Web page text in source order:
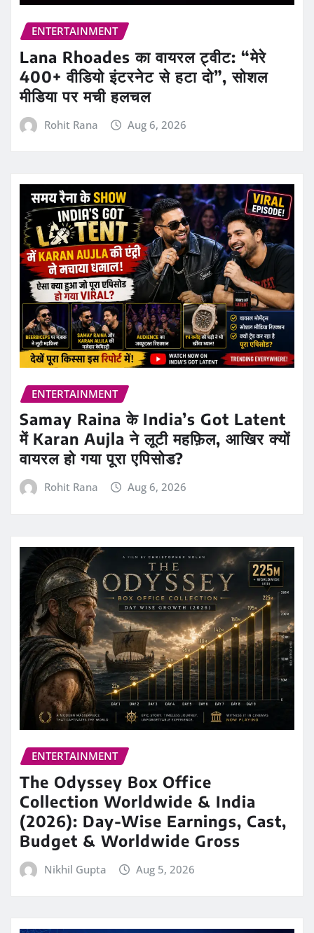
ENTERTAINMENT
Lana Rhoades का वायरल ट्वीट: “मेरे
400+ वीडियो इंटरनेट से हटा दो”, सोशल
मीडिया पर मची हलचल
Rohit Rana Aug 6, 2026
ENTERTAINMENT
Samay Raina के India’s Got Latent
में Karan Aujla ने लूटी महफ़िल, आखिर क्यों
वायरल हो गया पूरा एपिसोड?
Rohit Rana Aug 6, 2026
ENTERTAINMENT
The Odyssey Box Office
Collection Worldwide & India
(2026): Day-Wise Earnings, Cast,
Budget & Worldwide Gross
Nikhil Gupta Aug 5, 2026